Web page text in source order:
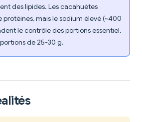
des lipides. Les cacahuètes
mais le sodium élevé (~400
le contrôle des portions essentiel.
de 25-30 g.